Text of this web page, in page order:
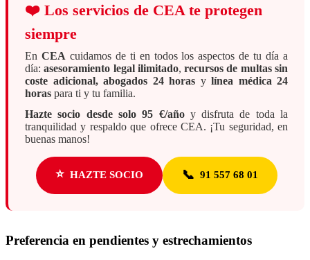
❤️ Los servicios de CEA te protegen
siempre
En CEA cuidamos de ti en todos los aspectos de tu día a
día:asesoramiento legal ilimitado,recursos de multas sin
coste adicional, abogados 24 horas y línea médica 24
horas para ti y tu familia.
Hazte socio desde solo 95 €/añoy disfruta de toda la
tranquilidad y respaldo que ofrece CEA. ¡Tu seguridad, en
buenas manos!
⭐ HAZTE SOCIO 📞 91 557 68 01
Preferencia en pendientes y estrechamientos